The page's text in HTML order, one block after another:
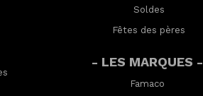
Soldes
Fêtes des pères
- LES MARQUES -
Famaco